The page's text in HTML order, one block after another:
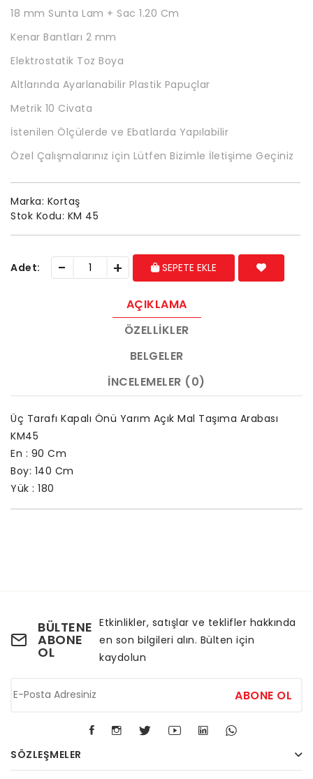
18 mm Sunta Lam + Sac 1.20 Cm
Kenar Bantları 2 mm
Elektrostatik Toz Boya
Altlarında Ayarlanabilir Plastik Papuçlar
Metrik 10 Civata
İstenilen Ölçülerde ve Ebatlarda Yapılabilir
Özel Çalışmalarınız için Lütfen Bizimle İletişime Geçiniz
Marka: Kortaş
Stok Kodu: KM 45
Adet: - + SEPETE EKLE
AÇIKLAMA
ÖZELLIKLER
BELGELER
İNCELEMELER (0)
Üç Tarafı Kapalı Önü Yarım Açık Mal Taşıma Arabası
KM45
En : 90 Cm
Boy: 140 Cm
Yük : 180
BÜLTENE
ABONE
OL
Etkinlikler, satışlar ve teklifler hakkında
en son bilgileri alın. Bülten için
kaydolun
ABONE OL
SÖZLEŞMELER